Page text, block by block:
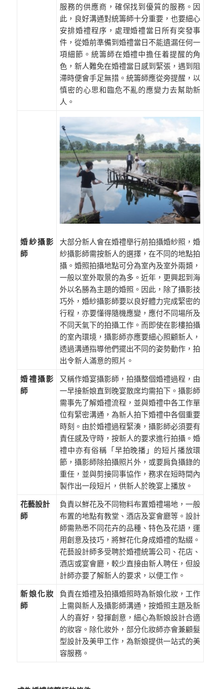
服務的供應商，確保找到優質的服務。因
此，良好溝通對統籌師十分重要，也要細心
安排婚禮程序，處理婚禮當日所有突發事
件，從婚前準備到婚禮當日不能遺漏任何一
項細節。統籌師在婚禮中擔任着提醒的角
色，新人難免在婚禮當日感到緊張，遇到阻
滯時便會手足無措。統籌師應從旁提醒，以
慎密的心思和臨危不亂的應變力去幫助新
人。
婚紗攝影
師
大部分新人會在婚禮舉行前拍攝婚紗照，婚
紗攝影師需按新人的選擇，在不同的地點拍
攝。婚照拍攝地點可分為室內及室外兩類，
一般以室外取景的為多。近年，更興起到海
外以名勝為主題的婚照。因此，除了攝影技
巧外，婚紗攝影師要以良好體力完成緊密的
行程，亦要懂得隨機應變，應付不同場所及
不同天氣下的拍攝工作。而即使在影樓拍攝
的室內環境，攝影師亦應要細心照顧新人，
透過溝通指導他們擺出不同的姿勢動作，拍
出令新人滿意的照片。
婚禮攝影
師
又稱作婚宴攝影師，拍攝整個婚禮過程，由
一早接新娘直到晚宴散席均需拍下。攝影師
需事先了解婚禮流程，並與婚禮中各工作單
位有緊密溝通，為新人拍下婚禮中各個重要
時刻。由於婚禮過程緊湊，攝影師必須要有
責任感及守時，按新人的要求進行拍攝。婚
禮中亦有俗稱「早拍晚播」的短片播放環
節，攝影師除拍攝照片外，或要肩負攝錄的
重任，並與剪接同事協作，務求在短時間內
製作出一段短片，供新人於晚宴上播放。
花藝設計
師
負責以鮮花及不同物料布置婚禮場地，一般
布置的地點有教堂、酒店及宴會廳等。設計
師需熟悉不同花卉的品種、特色及花語，運
用創意及技巧，將鮮花化身成婚禮的點綴。
花藝設計師多受聘於婚禮統籌公司、花店、
酒店或宴會廳，較少直接由新人聘任，但設
計師亦要了解新人的要求，以便工作。
新娘化妝
師
負責在婚禮及拍攝婚照時為新娘化妝，工作
上需與新人及攝影師溝通，按婚照主題及新
人的喜好，發揮創意，細心為新娘設計合適
的妝容。除化妝外，部分化妝師亦會兼顧髮
型設計及美甲工作，為新娘提供一站式的美
容服務。